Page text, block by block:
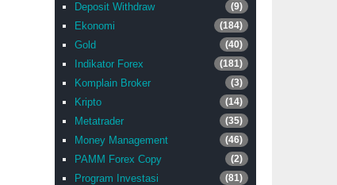
Deposit Withdraw (9)
Ekonomi (184)
Gold (40)
Indikator Forex (181)
Komplain Broker (3)
Kripto (14)
Metatrader (35)
Money Management (46)
PAMM Forex Copy (2)
Program Investasi (81)